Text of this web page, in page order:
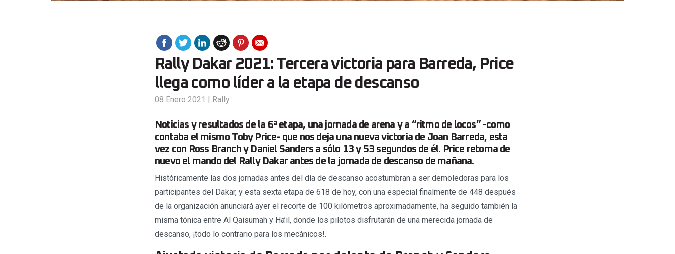
Rally Dakar 2021: Tercera victoria para Barreda, Price
llega como líder a la etapa de descanso
08 Enero 2021 | Rally
Noticias y resultados de la 6ª etapa, una jornada de arena y a “ritmo de locos” -como
contaba el mismo Toby Price- que nos deja una nueva victoria de Joan Barreda, esta
vez con Ross Branch y Daniel Sanders a sólo 13 y 53 segundos de él. Price retoma de
nuevo el mando del Rally Dakar antes de la jornada de descanso de mañana.
Históricamente las dos jornadas antes del día de descanso acostumbran a ser demoledoras para los
participantes del Dakar, y esta sexta etapa de 618 de hoy, con una especial finalmente de 448 después
de la organización anunciará ayer el recorte de 100 kilómetros aproximadamente, ha seguido también la
misma tónica entre Al Qaisumah y Ha’il, donde los pilotos disfrutarán de una merecida jornada de
descanso, ¡todo lo contrario para los mecánicos!.